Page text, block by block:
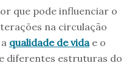
que pode influenciar o
na circulação
qualidade de vidae o
diferentes estruturas do